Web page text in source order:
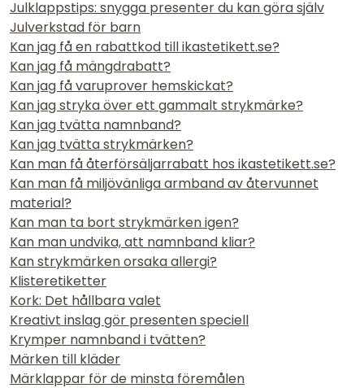
Julklappstips: snygga presenter du kan göra själv
Julverkstad för barn
Kan jag få en rabattkod till ikastetikett.se?
Kan jag få mängdrabatt?
Kan jag få varuprover hemskickat?
Kan jag stryka över ett gammalt strykmärke?
Kan jag tvätta namnband?
Kan jag tvätta strykmärken?
Kan man få återförsäljarrabatt hos ikastetikett.se?
Kan man få miljövänliga armband av återvunnet
material?
Kan man ta bort strykmärken igen?
Kan man undvika, att namnband kliar?
Kan strykmärken orsaka allergi?
Klisteretiketter
Kork: Det hållbara valet
Kreativt inslag gör presenten speciell
Krymper namnband i tvätten?
Märken till kläder
Märklappar för de minsta föremålen